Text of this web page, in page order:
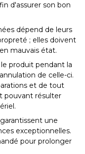
d'assurer son bon
dépend de leurs
; elles doivent
mauvais état.
produit pendant la
de celle-ci.
et de tout
pouvant résulter
une
exceptionnelles.
pour prolonger